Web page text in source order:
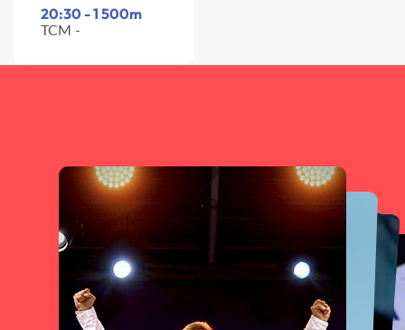
20:30 - 1 500m
TCM -